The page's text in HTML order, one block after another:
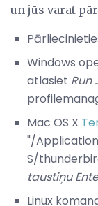
un jūs varat
Windows
atlasiet Run
Mac OS X
"/
S/
taustiņu
Linux